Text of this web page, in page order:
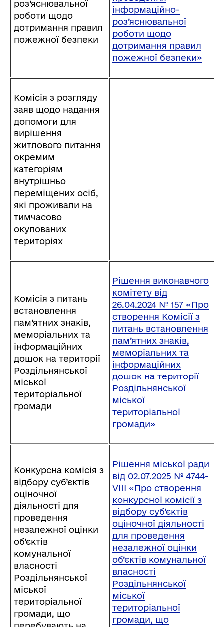
роз’яснювальної
роботи щодо
дотримання правил
пожежної безпеки
інформаційно-
роз’яснювальної
роботи щодо
дотримання правил
пожежної безпеки»
Комісія з розгляду
заяв щодо надання
допомоги для
вирішення
житлового питання
окремим
категоріям
внутрішньо
переміщених осіб,
які проживали на
тимчасово
окупованих
територіях
Комісія з питань
встановлення
пам’ятних знаків,
меморіальних та
інформаційних
дошок на території
Роздільнянської
міської
територіальної
громади
Рішення виконавчого
комітету від
26.04.2024 № 157 «Про
створення Комісії з
питань встановлення
пам’ятних знаків,
меморіальних та
інформаційних
дошок на території
Роздільнянської
міської
територіальної
громади»
Конкурсна комісія з
відбору суб’єктів
оціночної
діяльності для
проведення
незалежної оцінки
об’єктів
комунальної
власності
Роздільнянської
міської
територіальної
громади, що
перебувають на
Рішення міської ради
від 02.07.2025 № 4744-
VIIІ «Про створення
конкурсної комісії з
відбору суб’єктів
оціночної діяльності
для проведення
незалежної оцінки
об’єктів комунальної
власності
Роздільнянської
міської
територіальної
громади, що